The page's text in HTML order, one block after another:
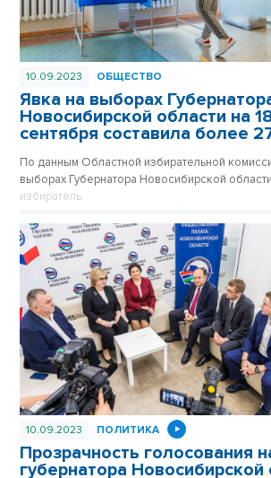
10.09.2023 ОБЩЕСТВО
Явка на выборах
Новосибирской области на
сентября составила более
По данным Областной избирательной
выборах Губернатора Новосибирской
избиратель.
10.09.2023 ПОЛИТИКА
Прозрачность голосования
губернатора Новосибирской